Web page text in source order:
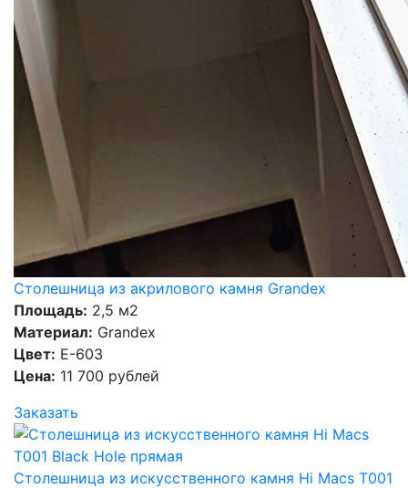
Столешница из акрилового камня Grandex
Площадь: 2,5 м2
Материал: Grandex
Цвет: E-603
Цена: 11 700 рублей
Заказать
Столешница из искусственного камня Hi Macs T001